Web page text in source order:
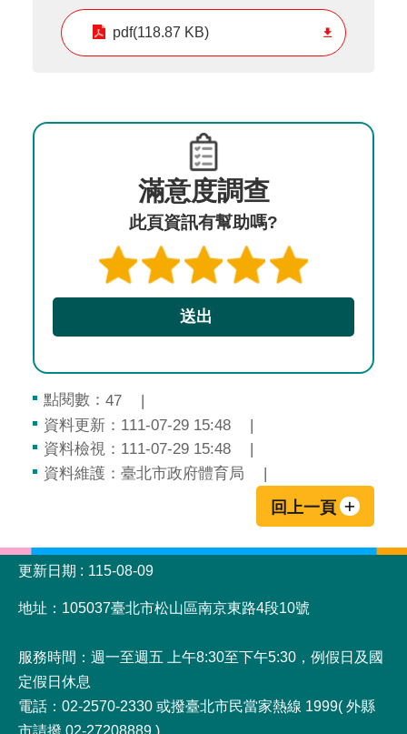
pdf(118.87 KB)
滿意度調查
此頁資訊有幫助嗎?
點閱數： 47
資料更新：111-07-29 15:48
資料檢視：111-07-29 15:48
資料維護：臺北市政府體育局
回上一頁
:::
更新日期
115-08-09
地址：105037臺北市松山區南京東路4段10號
服務時間：週一至週五 上午8:30至下午5:30，例假日及國
定假日休息
電話：02-2570-2330 或撥臺北市民當家熱線 1999( 外縣
市請撥 02-27208889 )